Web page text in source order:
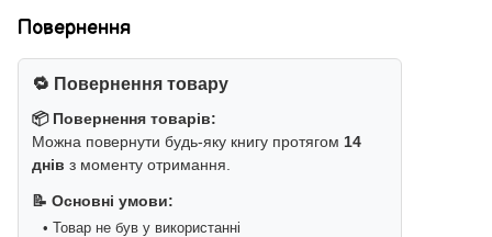
Повернення
🔁 Повернення товару
📦 Повернення товарів:
Можна повернути будь-яку книгу протягом 14
днів з моменту отримання.
📝 Основні умови:
• Товар не був у використанні